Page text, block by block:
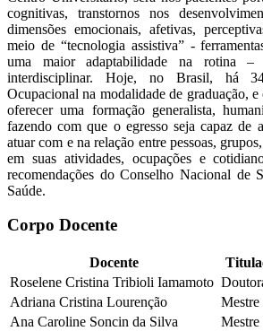
cognitivas, transtornos nos
dimensões emocionais, afetivas,
meio de “tecnologia assistiva” -
uma maior adaptabilidade na rotina
interdisciplinar. Hoje, no Brasil, há
Ocupacional na modalidade de graduação,
oferecer uma formação generalista,
fazendo com que o egresso seja capaz de
atuar com e na relação entre pessoas,
em suas atividades, ocupações e
recomendações do Conselho Nacional de
Saúde.
Corpo Docente
Docente
Roselene Cristina Tribioli Iamamoto
Adriana Cristina Lourenção
Mestre
Ana Caroline Soncin da Silva
Mestre